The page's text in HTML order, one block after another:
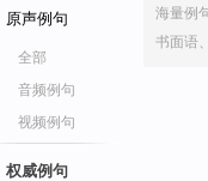
原声例句
全部
音频例句
视频例句
权威例句
海量例
书面语